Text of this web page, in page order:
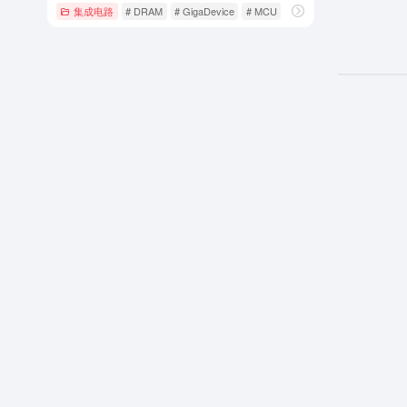
集成电路 # DRAM # GigaDevice # MCU